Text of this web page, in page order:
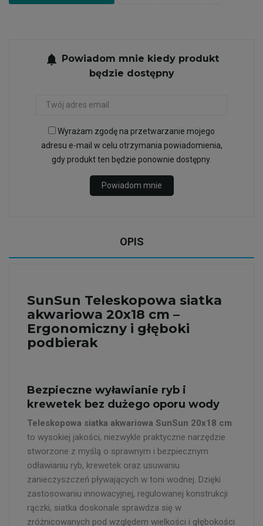
notifications Powiadom mnie kiedy produkt
będzie dostępny
Wyrażam zgodę na przetwarzanie mojego
adresu e-mail w celu otrzymania powiadomienia,
gdy produkt ten będzie ponownie dostępny.
Powiadom mnie
OPIS
SunSun Teleskopowa siatka
akwariowa 20x18 cm –
Ergonomiczny i głęboki
podbierak
Bezpieczne wyławianie ryb i
krewetek bez dużego oporu wody
Teleskopowa siatka akwariowa SunSun 20x18 cm
to wysokiej jakości, niezwykle praktyczne narzędzie
stworzone z myślą o sprawnym i bezpiecznym
odławianiu ryb, krewetek oraz usuwaniu
zanieczyszczeń pływających w toni wodnej. Dzięki
zastosowaniu innowacyjnej, regulowanej konstrukcji
rączki, siatka doskonale sprawdza się w
zróżnicowanych pod względem wielkości i głębokości